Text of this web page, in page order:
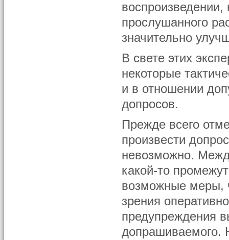
воспроизведении,
прослушанного
значительно
В свете этих
некоторые
и в отношении
допросов.
Прежде всего
произвести
невозможно.
какой-то
возможные меры,
зрения
предупреждения
допрашиваемого.